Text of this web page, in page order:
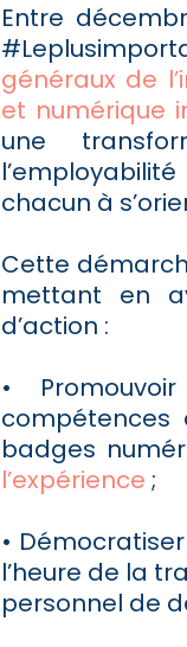
Entre
généraux de
et numérique
une
chacun à
Cette
mettant en
d’action :
•
badges
l’expérience ;
•
l’heure de la
personnel de